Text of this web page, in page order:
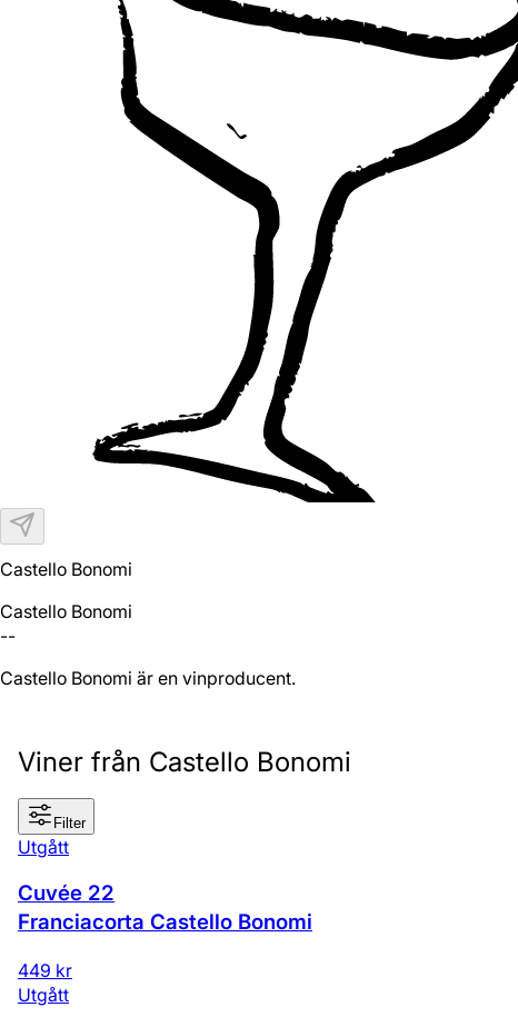
Castello Bonomi
Castello Bonomi
--
Castello Bonomi är en vinproducent.
Viner från Castello Bonomi
Filter
Utgått
Cuvée 22
Franciacorta Castello Bonomi
449 kr
Utgått